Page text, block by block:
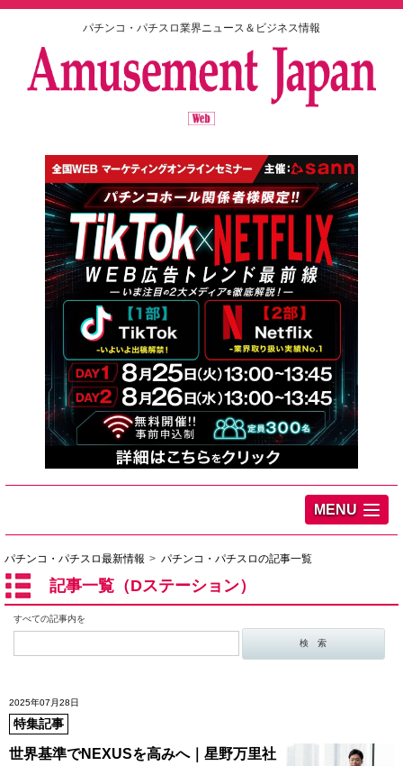
パチンコ・パチスロ業界ニュース＆ビジネス情報
MENU
パチンコ・パチスロ最新情報 パチンコ・パチスロの記事一覧
記事一覧（Dステーション）
すべての記事内を
2025年07月28日
特集記事
世界基準でNEXUSを高みへ｜星野万里社